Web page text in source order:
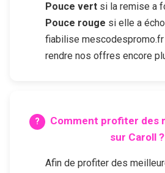
Pouce vert si la remise a
Pouce rouge si elle a
fiabilise
rendre nos offres encore
Comment profiter des
sur Caroll?
Afin de profiter des